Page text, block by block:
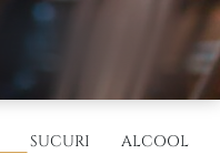
SUCURI ALCOOL